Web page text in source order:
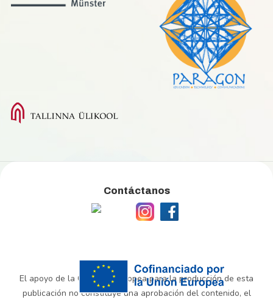
Contáctanos
El apoyo de la Comisión Europea para la producción de esta
publicación no constituye una aprobación del contenido, el